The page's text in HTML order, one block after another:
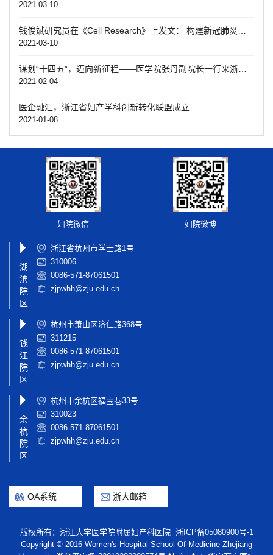
2021-03-10
2021-03-10
2021-02-04
医企融汇，浙江省妇产学科创新转化联盟成立
2021-01-08
妇院微信 妇院微博
湖
滨
院
区
浙江省杭州市学士路1号
310006
0086-571-87061501
zjpwhh@zju.edu.cn
钱
江
院
区
杭州市萧山区济仁路368号
311215
0086-571-87061501
zjpwhh@zju.edu.cn
余
杭
院
区
杭州市余杭区福宝巷33号
310023
0086-571-87061501
zjpwhh@zju.edu.cn
OA系统 浙大邮箱
版权所有：浙江大学医学院附属妇产科医院 浙ICP备05080900号-1
Copyright © 2016 Women's Hospital School Of Medicine Zhejiang